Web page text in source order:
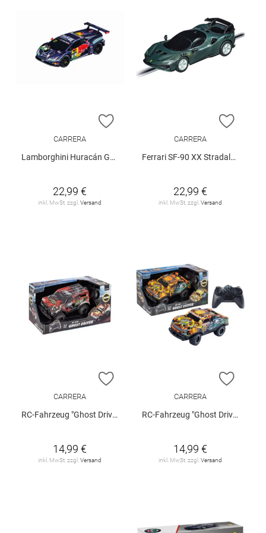
ZUR WUNSCHLISTE HINZUFÜGEN
CARRERA
Lamborghini Huracán GT3
22,99 €
inkl. MwSt. zzgl. Versand
ZUR
CARRERA
Ferrari SF-90 XX Stradale - Grigio Scuro
22,99 €
inkl. MwSt. zzgl. Versand
ZUR WUNSCHLISTE HINZUFÜGEN
CARRERA
RC-Fahrzeug "Ghost Driver"
14,99 €
inkl. MwSt. zzgl. Versand
ZUR
CARRERA
RC-Fahrzeug "Ghost Driver"
14,99 €
inkl. MwSt. zzgl. Versand